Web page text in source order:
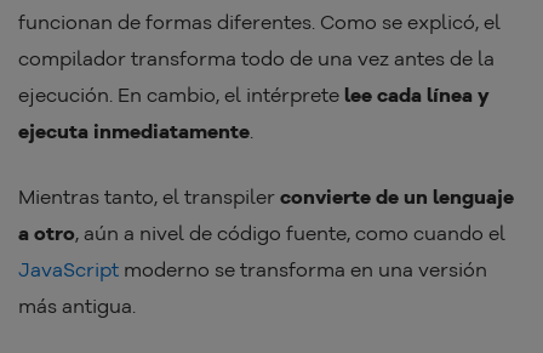
funcionan de formas diferentes. Como se explicó, el
compilador transforma todo de una vez antes de la
ejecución. En cambio, el intérprete lee cada línea y
ejecuta inmediatamente.
Mientras tanto, el transpiler convierte de un lenguaje
a otro, aún a nivel de código fuente, como cuando el
JavaScript moderno se transforma en una versión
más antigua.